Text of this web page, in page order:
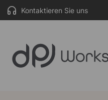
Kontaktieren Sie uns